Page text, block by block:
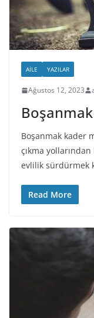
AILE YAZILAR
Ağustos 12, 2023
Boşanmak kader
çıkma yollarından
evlilik sürdürmek
Read More